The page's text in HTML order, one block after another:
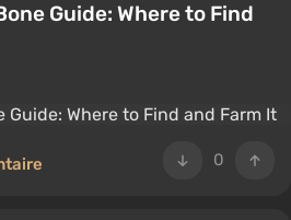
Guide: Where to Find
0